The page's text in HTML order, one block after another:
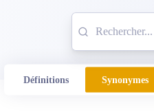
Définitions Synonymes